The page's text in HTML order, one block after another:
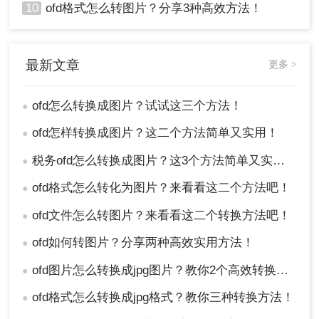
10 ofd格式怎么转图片？分享3种高效方法！
最新文章 更多 >
● ofd怎么转换成图片？试试这三个方法！
● ofd怎样转换成图片？这二个方法简单又实用！
● 税务ofd怎么转换成图片？这3个方法简单又实用！
● ofd格式怎么转化为图片？来看看这二个方法吧！
● ofd文件怎么转图片？来看看这二个转换方法吧！
● ofd如何转图片？分享两种高效实用方法！
● ofd图片怎么转换成jpg图片？教你2个高效转换方法！
● ofd格式怎么转换成jpg格式？教你三种转换方法！